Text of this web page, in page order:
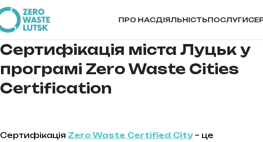
ПРО НАСДІЯЛЬНІСТЬПОСЛУГИ
Сертифікація міста Луцьк у
програмі Zero Waste Cities
Certification
Сертифікація Zero Waste Certified City– це